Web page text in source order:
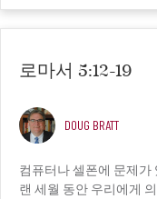
로마서 5:12-19
DOUG BRATT
컴퓨터나 셀폰에 문제가
랜 세월 동안 우리에게